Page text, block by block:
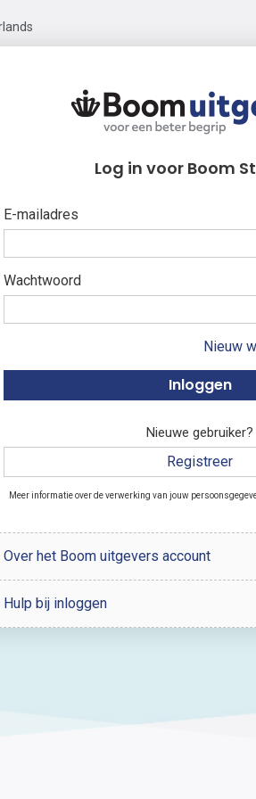
Log in voor Boom
E-mailadres
Wachtwoord
Nieuw
Nieuwe gebruiker?
Registreer
Meer informatie over de verwerking van jouw
Over het Boom uitgevers account
Hulp bij inloggen